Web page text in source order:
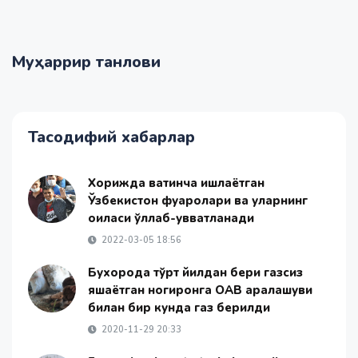
Муҳаррир танлови
Тасодифий хабарлар
Хорижда вақтинча ишлаётган
Ўзбекистон фуқаролари ва уларнинг
оиласи қўллаб-қувватланади
2022-03-05 18:56
Бухорода тўрт йилдан бери газсиз
яшаётган ногиронга ОАВ аралашуви
билан бир кунда газ берилди
2020-11-29 20:33